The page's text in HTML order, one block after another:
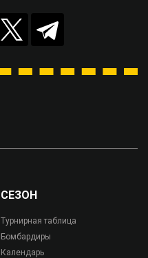
СЕЗОН
Турнирная таблица
Бомбардиры
Календарь